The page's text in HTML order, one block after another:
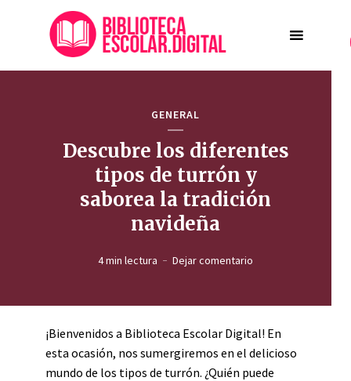
GENERAL
Descubre los diferentes
tipos de turrón y
saborea la tradición
navideña
4 min lectura Dejar comentario
¡Bienvenidos a Biblioteca Escolar Digital! En
esta ocasión, nos sumergiremos en el delicioso
mundo de los tipos de turrón. ¿Quién puede